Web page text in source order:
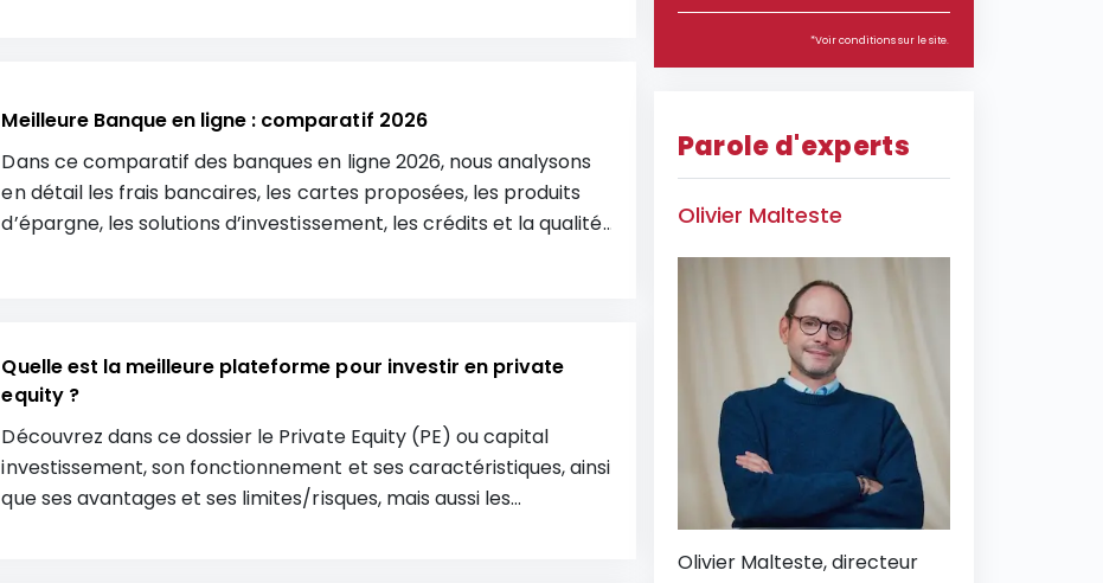
Meilleure Banque en ligne : comparatif 2026
Dans ce comparatif des banques en ligne 2026, nous analysons
en détail les frais bancaires, les cartes proposées, les produits
d’épargne, les solutions d’investissement, les crédits et la qualité
Quelle est la meilleure plateforme pour investir en private
equity ?
Découvrez dans ce dossier le Private Equity (PE) ou capital
investissement, son fonctionnement et ses caractéristiques, ainsi
que ses avantages et ses limites/risques, mais aussi les
*Voir conditions sur le site.
Parole d'experts
Olivier Malteste
Olivier Malteste, directeur